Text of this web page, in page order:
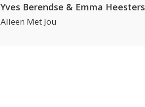
Yves Berendse & Emma Heesters
Alleen Met Jou